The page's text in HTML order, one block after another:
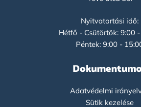
Nyitvatartási idő:
Hétfő - Csütörtök: 9:00
Péntek: 9:00 -
Adatvédelmi
Sütik kezelése